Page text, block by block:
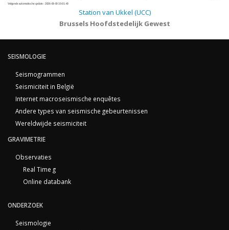
Volgende automatische update : 2026-08-09 10:01:40
Station van Ukkel (UCC)
Brussels Hoofdstedelijk Gewest
SEISMOLOGIE
Seismogrammen
Seismiciteit in België
Internet macroseismische enquêtes
Andere types van seismische gebeurtenissen
Wereldwijde seismiciteit
GRAVIMETRIE
Observaties
Real Time g
Online databank
ONDERZOEK
Seismologie